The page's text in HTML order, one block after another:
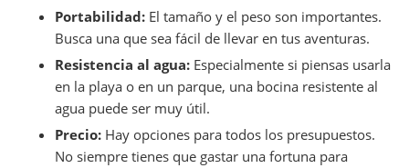
Portabilidad: El tamaño y el peso son importantes.
Busca una que sea fácil de llevar en tus aventuras.
Resistencia al agua: Especialmente si piensas usarla
en la playa o en un parque, una bocina resistente al
agua puede ser muy útil.
Precio: Hay opciones para todos los presupuestos.
No siempre tienes que gastar una fortuna para